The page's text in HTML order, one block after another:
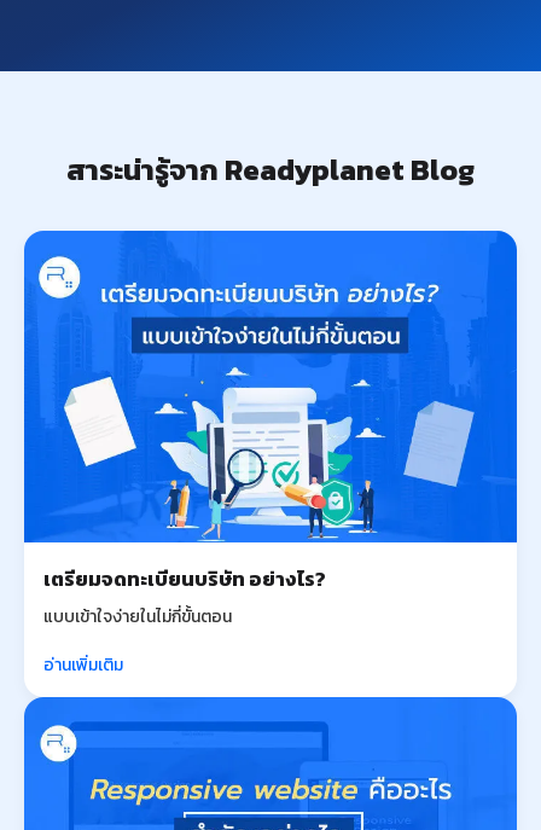
สาระน่ารู้จาก Readyplanet Blog
เตรียมจดทะเบียนบริษัท อย่างไร?
แบบเข้าใจง่ายในไม่กี่ขั้นตอน
อ่านเพิ่มเติม